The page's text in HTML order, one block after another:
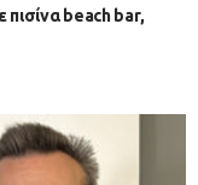
beach bar,